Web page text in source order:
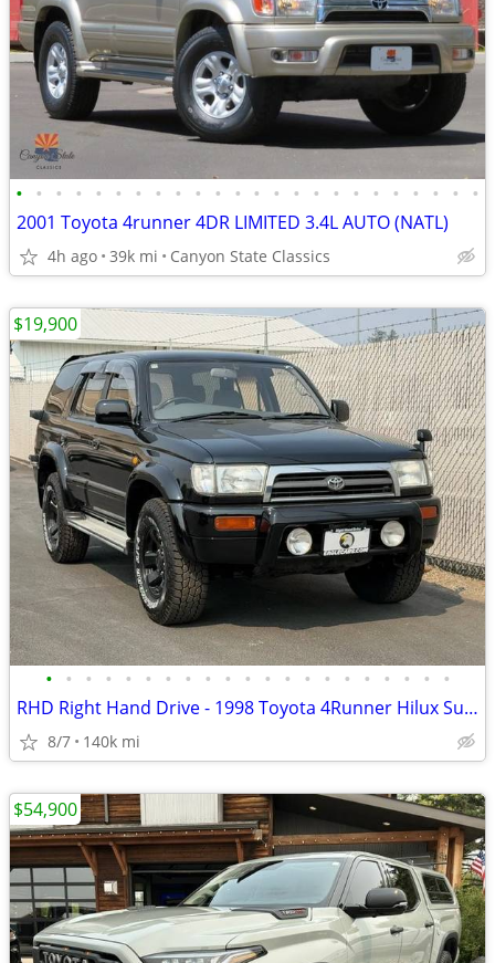
• • • • • • • • • • • • • • • • • • • • • • • •
2001 Toyota 4runner 4DR LIMITED 3.4L AUTO (NATL)
4h ago 39k mi Canyon State Classics
• • • • • • • • • • • • • • • • • • • • •
RHD Right Hand Drive - 1998 Toyota 4Runner Hilux Surf - EagleCars.com
8/7 140k mi
$19,900
$54,900